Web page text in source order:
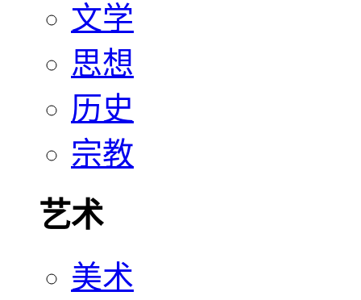
文学
思想
历史
宗教
艺术
美术